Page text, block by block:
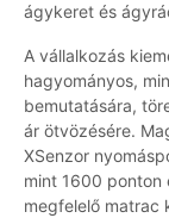
ágykeret és
A vállalkozás
hagyományos,
bemutatására,
ár ötvözésére.
XSenzor
mint 1600 ponton
megfelelő matrac